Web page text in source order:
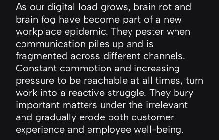
As our digital load grows, brain rot and
brain fog have become part of a new
workplace epidemic. They pester when
communication piles up and is
fragmented across different channels.
Constant commotion and increasing
pressure to be reachable at all times, turn
work into a reactive struggle. They bury
important matters under the irrelevant
and gradually erode both customer
experience and employee well-being.